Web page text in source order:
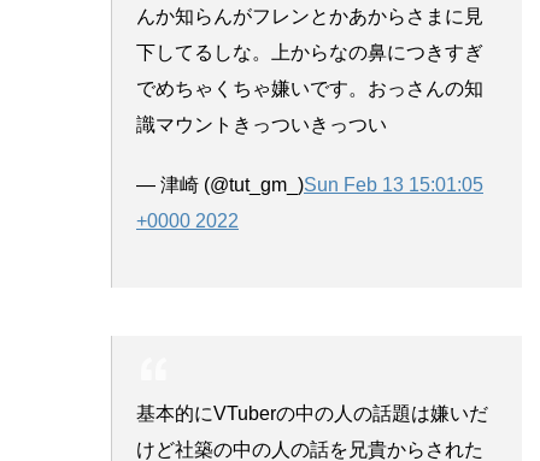
んか知らんがフレンとかあからさまに見
下してるしな。上からなの鼻につきすぎ
でめちゃくちゃ嫌いです。おっさんの知
識マウントきっついきっつい
— 津崎 (@tut_gm_)Sun Feb 13 15:01:05
+0000 2022
基本的にVTuberの中の人の話題は嫌いだ
けど社築の中の人の話を兄貴からされた